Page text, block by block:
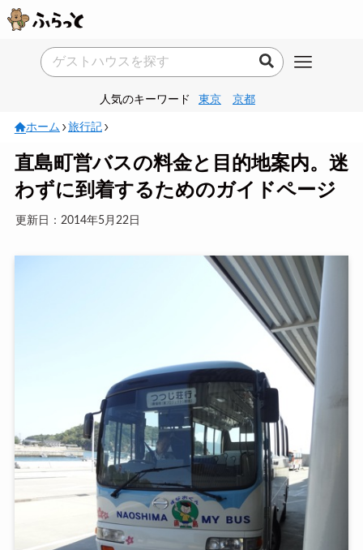
人気のキーワード 東京 京都
ホーム 旅行記
直島町営バスの料金と目的地案内。迷
わずに到着するためのガイドページ
更新日：2014年5月22日